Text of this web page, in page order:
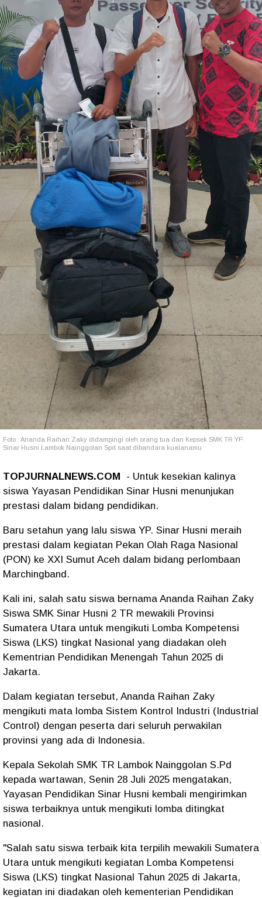
Foto : Ananda Raihan Zaky didampingi oleh orang tua dan Kepsek SMK TR YP.
Sinar Husni Lambok Nainggolan Spd saat dibandara kualanamu
TOPJURNALNEWS.COM - Untuk kesekian kalinya
siswa Yayasan Pendidikan Sinar Husni menunjukan
prestasi dalam bidang pendidikan.
Baru setahun yang lalu siswa YP. Sinar Husni meraih
prestasi dalam kegiatan Pekan Olah Raga Nasional
(PON) ke XXI Sumut Aceh dalam bidang perlombaan
Marchingband.
Kali ini, salah satu siswa bernama Ananda Raihan Zaky
Siswa SMK Sinar Husni 2 TR mewakili Provinsi
Sumatera Utara untuk mengikuti Lomba Kompetensi
Siswa (LKS) tingkat Nasional yang diadakan oleh
Kementrian Pendidikan Menengah Tahun 2025 di
Jakarta.
Dalam kegiatan tersebut, Ananda Raihan Zaky
mengikuti mata lomba Sistem Kontrol Industri (Industrial
Control) dengan peserta dari seluruh perwakilan
provinsi yang ada di Indonesia.
Kepala Sekolah SMK TR Lambok Nainggolan S.Pd
kepada wartawan, Senin 28 Juli 2025 mengatakan,
Yayasan Pendidikan Sinar Husni kembali mengirimkan
siswa terbaiknya untuk mengikuti lomba ditingkat
nasional.
"Salah satu siswa terbaik kita terpilih mewakili Sumatera
Utara untuk mengikuti kegiatan Lomba Kompetensi
Siswa (LKS) tingkat Nasional Tahun 2025 di Jakarta,
kegiatan ini diadakan oleh kementerian Pendidikan